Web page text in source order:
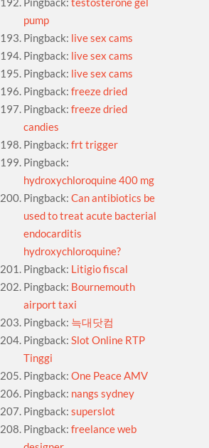
pump
Pingback: live sex cams
Pingback: live sex cams
Pingback: live sex cams
Pingback:freeze dried
Pingback:freeze dried
candies
Pingback:frt trigger
Pingback:
hydroxychloroquine 400 mg
Pingback:Can antibiotics be
used to treat acute bacterial
endocarditis
hydroxychloroquine?
Pingback: Litigio fiscal
Pingback: Bournemouth
airport taxi
Pingback: 늑대닷컴
Pingback:Slot Online RTP
Tinggi
Pingback:One Peace AMV
Pingback: nangs sydney
Pingback:superslot
Pingback:freelance web